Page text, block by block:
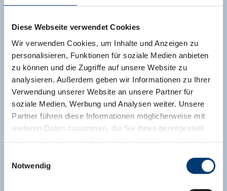
Diese Webseite verwendet Cookies
Wir verwenden Cookies, um Inhalte und Anzeigen zu
personalisieren, Funktionen für soziale Medien anbieten
zu können und die Zugriffe auf unsere Website zu
analysieren. Außerdem geben wir Informationen zu Ihrer
Verwendung unserer Website an unsere Partner für
soziale Medien, Werbung und Analysen weiter. Unsere
Partner führen diese Informationen möglicherweise mit
weiteren Daten zusammen, die Sie ihnen bereitgestellt
haben oder die sie im Rahmen Ihrer Nutzung der Dienste
Notwendig